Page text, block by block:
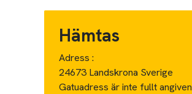
Hämtas
Adress :
24673 Landskrona Sverige
Gatuadress är inte fullt angiven